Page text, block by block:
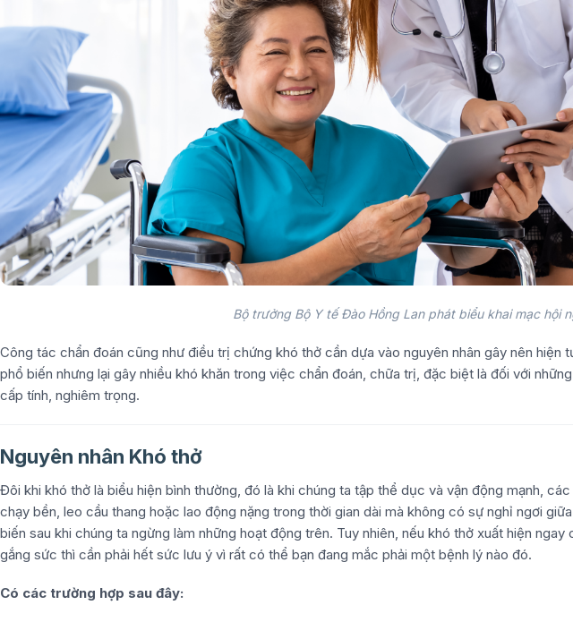
Bộ trưởng Bộ Y tế Đào Hồng Lan phát biểu khai mạc hội
Công tác chẩn đoán cũng như điều trị chứng khó thở cần dựa vào nguyên nhân gây nên hiện
phổ biến nhưng lại gây nhiều khó khăn trong việc chẩn đoán, chữa trị, đặc biệt là đối với
cấp tính, nghiêm trọng.
Nguyên nhân Khó thở
Đôi khi khó thở là biểu hiện bình thường, đó là khi chúng ta tập thể dục và vận động mạnh,
chạy bền, leo cầu thang hoặc lao động nặng trong thời gian dài mà không có sự nghỉ ngơi
biến sau khi chúng ta ngừng làm những hoạt động trên. Tuy nhiên, nếu khó thở xuất hiện
gắng sức thì cần phải hết sức lưu ý vì rất có thể bạn đang mắc phải một bệnh lý nào đó.
Có các trường hợp sau đây: